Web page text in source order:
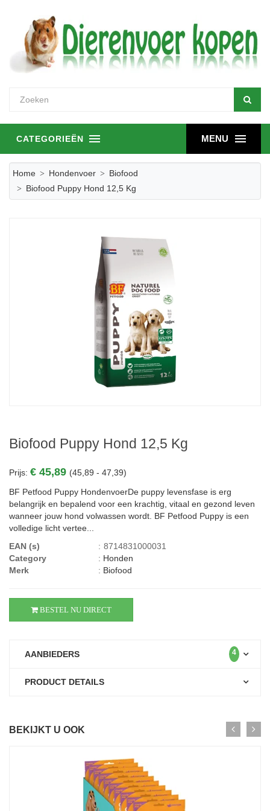
MENU
CATEGORIEËN
Home Hondenvoer
Biofood
Biofood Puppy Hond 12,5 Kg
Biofood Puppy Hond 12,5 Kg
Prijs: € 45,89 (45,89 - 47,39)
BF Petfood Puppy HondenvoerDe puppy levensfase is erg
belangrijk en bepalend voor een krachtig, vitaal en gezond leven
wanneer jouw hond volwassen wordt. BF Petfood Puppy is een
volledige licht vertee...
EAN (s)
: 8714831000031
Category
: Honden
Merk
: Biofood
BESTEL NU DIRECT
AANBIEDERS 4
PRODUCT DETAILS
BEKIJKT U OOK